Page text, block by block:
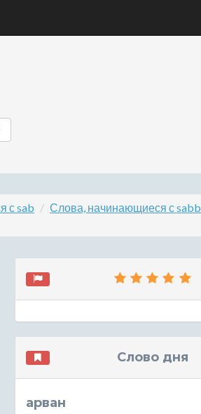
с sab
Слова, начинающиеся с sabb
Слово дня
арван